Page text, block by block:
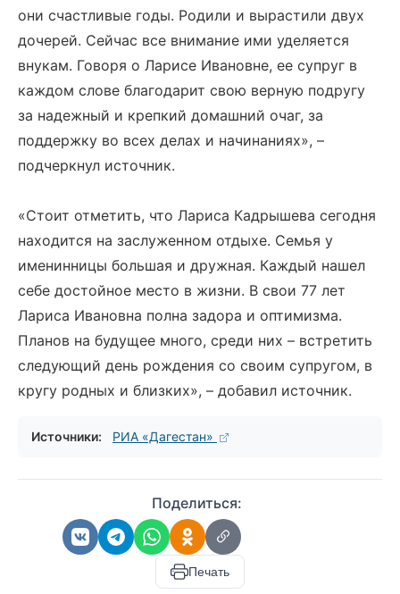
они счастливые годы. Родили и вырастили двух
дочерей. Сейчас все внимание ими уделяется
внукам. Говоря о Ларисе Ивановне, ее супруг в
каждом слове благодарит свою верную подругу
за надежный и крепкий домашний очаг, за
поддержку во всех делах и начинаниях», –
подчеркнул источник.
«Стоит отметить, что Лариса Кадрышева сегодня
находится на заслуженном отдыхе. Семья у
именинницы большая и дружная. Каждый нашел
себе достойное место в жизни. В свои 77 лет
Лариса Ивановна полна задора и оптимизма.
Планов на будущее много, среди них – встретить
следующий день рождения со своим супругом, в
кругу родных и близких», – добавил источник.
Источники: РИА «Дагестан»
Поделиться:
Печать